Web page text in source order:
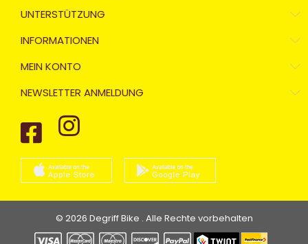
UNTERSTÜTZUNG
INFORMATIONEN
MEIN KONTO
NEWSLETTER ANMELDUNG
© 2026 Degriff Bike . Alle Rechte vorbehalten